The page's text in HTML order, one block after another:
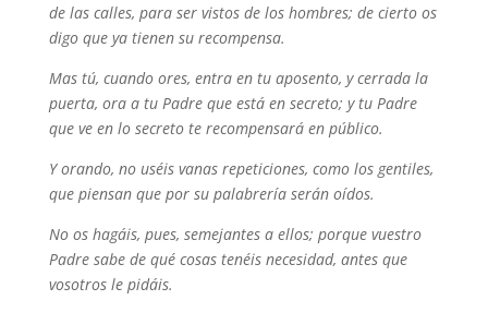
de las calles, para ser vistos de los hombres; de cierto os
digo que ya tienen su recompensa.
Mas tú, cuando ores, entra en tu aposento, y cerrada la
puerta, ora a tu Padre que está en secreto; y tu Padre
que ve en lo secreto te recompensará en público.
Y orando, no uséis vanas repeticiones, como los gentiles,
que piensan que por su palabrería serán oídos.
No os hagáis, pues, semejantes a ellos; porque vuestro
Padre sabe de qué cosas tenéis necesidad, antes que
vosotros le pidáis.